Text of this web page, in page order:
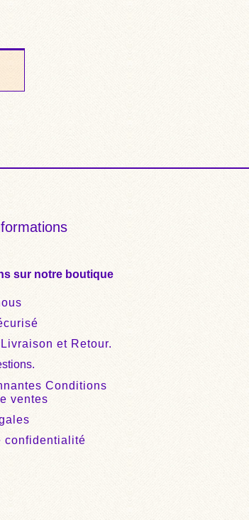
sur notre boutique
et Retour.
Conditions
ventes
confidentialité